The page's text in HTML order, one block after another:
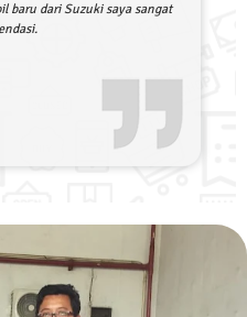
baru dari Suzuki saya sangat